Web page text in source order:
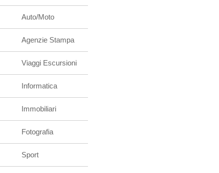
Auto/Moto
Agenzie Stampa
Viaggi Escursioni
Informatica
Immobiliari
Fotografia
Sport